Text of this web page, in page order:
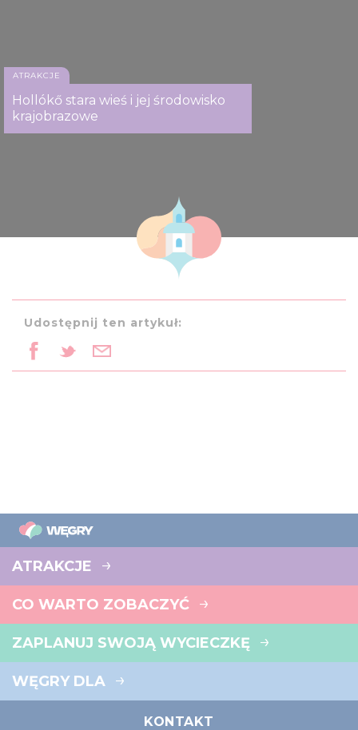
ATRAKCJE
Hollókő stara wieś i jej środowisko
krajobrazowe
Udostępnij ten artykuł:
ATRAKCJE
CO WARTO ZOBACZYĆ
ZAPLANUJ SWOJĄ WYCIECZKĘ
WĘGRY DLA
KONTAKT